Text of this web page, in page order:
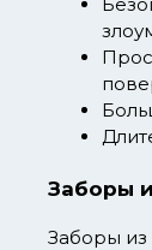
Заборы
Заборы